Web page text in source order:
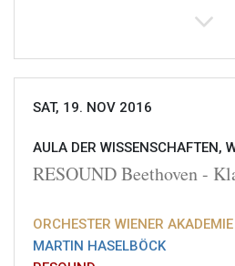
SAT, 19. NOV 2016
AULA DER WISSENSCHAFTEN,
RESOUND Beethoven -
ORCHESTER WIENER AKADEMIE
MARTIN HASELBÖCK